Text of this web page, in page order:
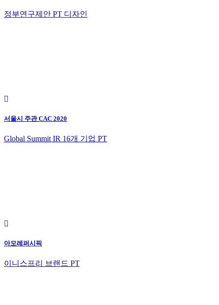
정부연구제안 PT 디자인
서울시 주관 CAC 2020
Global Summit IR 16개 기업 PT
아모레퍼시픽
이니스프리 브랜드 PT